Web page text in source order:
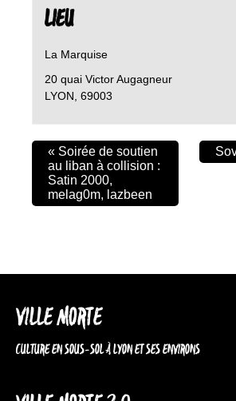
LIEU
La Marquise
20 quai Victor Augagneur
LYON 69003
« Soirée de soutien
au liban à collision :
Satin 2000,
melag0m, lazbeen
VILLE MORTE
CULTURE EN SOUS-SOL À LYON ET SES ENVIRONS